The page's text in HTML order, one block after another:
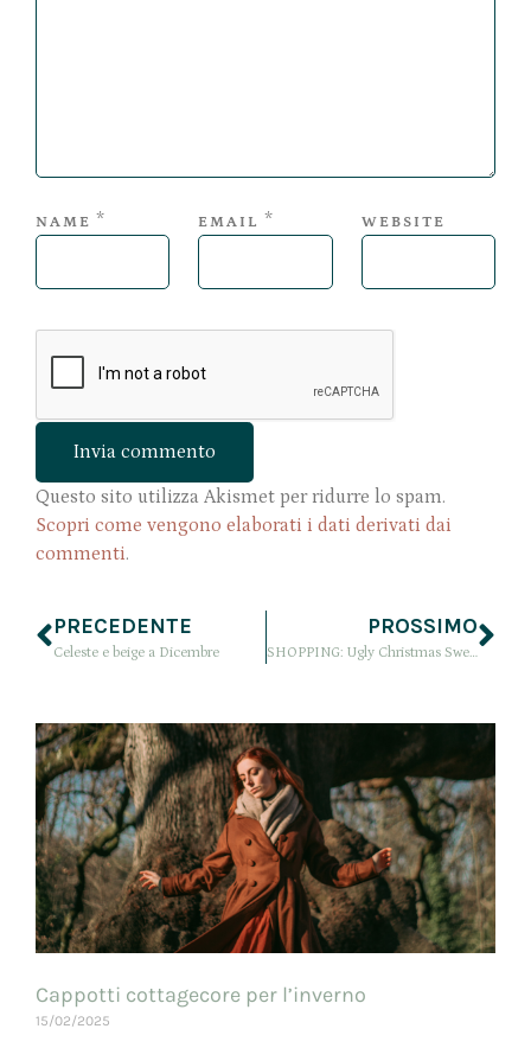
NAME * EMAIL * WEBSITE
Questo sito utilizza Akismet per ridurre lo spam.
Scopri come vengono elaborati i dati derivati dai
commenti.
PRECEDENTE
Celeste e beige a Dicembre
PROSSIMO
SHOPPING: Ugly Christmas Sweater
Cappotti cottagecore per l’inverno
15/02/2025